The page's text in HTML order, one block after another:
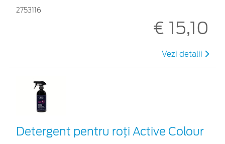
2753116
€ 15,10
Vezi detalii
Detergent pentru roți Active Colour